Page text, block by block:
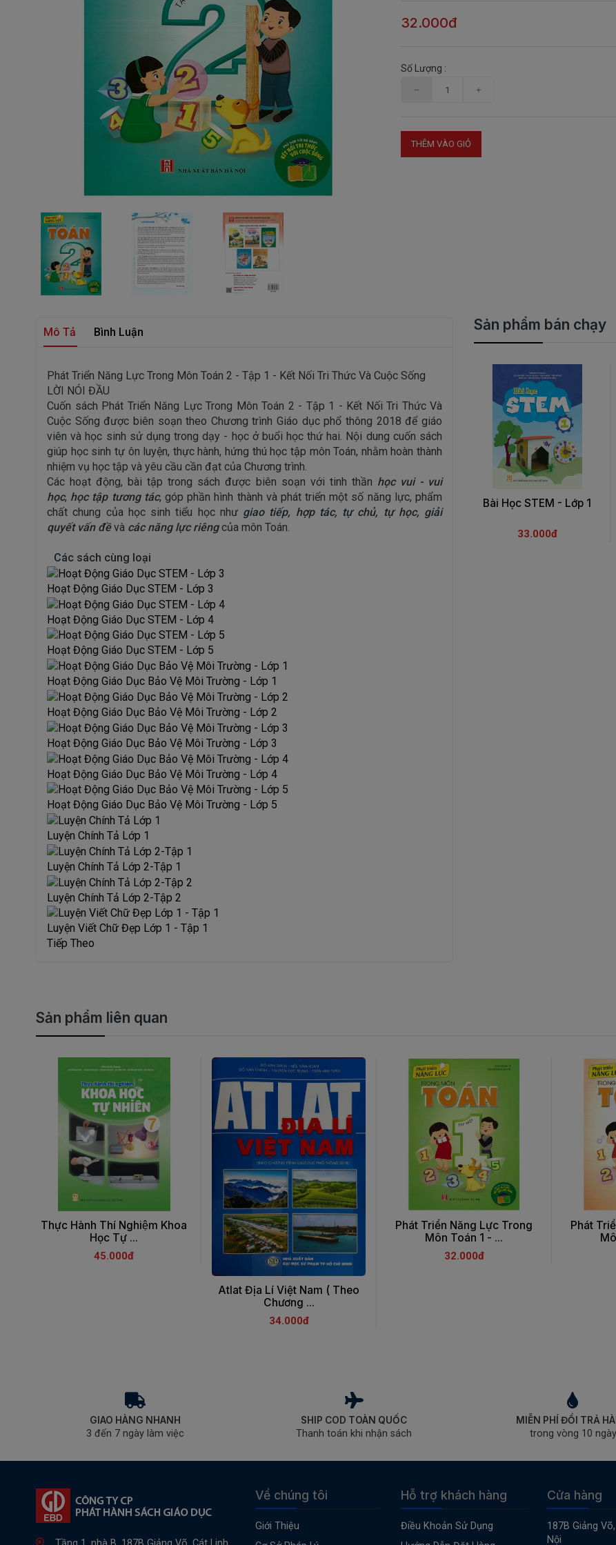
32.000đ
Số Lượng :
THÊM VÀO GIỎ
Mô Tả Bình Luận
Phát Triển Năng Lực Trong Môn Toán 2 - Tập 1 - Kết Nối Tri Thức Và Cuộc Sống
LỜI NÓI ĐẦU
Cuốn sách Phát Triển Năng Lực Trong Môn Toán 2 - Tập 1 - Kết Nối Tri Thức Và
Cuộc Sống được biên soạn theo Chương trình Giáo dục phổ thông 2018 để giáo
viên và học sinh sử dụng trong dạy - học ở buổi học thứ hai. Nội dung cuốn sách
giúp học sinh tự ôn luyện, thực hành, hứng thú học tập môn Toán, nhằm hoàn thành
nhiệm vụ học tập và yêu cầu cần đạt của Chương trình.
Các hoạt động, bài tập trong sách được biên soạn với tinh thần học vui - vui
học, học tập tương tác, góp phần hình thành và phát triển một số năng lực, phẩm
chất chung của học sinh tiểu học như giao tiếp, hợp tác, tự chủ, tự học, giải
quyết vấn đềvà các năng lực riêngcủa môn Toán.
Các sách cùng loại
Hoạt Động Giáo Dục STEM - Lớp 3
Hoạt Động Giáo Dục STEM - Lớp 4
Hoạt Động Giáo Dục STEM - Lớp 5
Hoạt Động Giáo Dục Bảo Vệ Môi Trường - Lớp 1
Hoạt Động Giáo Dục Bảo Vệ Môi Trường - Lớp 2
Hoạt Động Giáo Dục Bảo Vệ Môi Trường - Lớp 3
Hoạt Động Giáo Dục Bảo Vệ Môi Trường - Lớp 4
Hoạt Động Giáo Dục Bảo Vệ Môi Trường - Lớp 5
Luyện Chính Tả Lớp 1
Luyện Chính Tả Lớp 2-Tập 1
Luyện Chính Tả Lớp 2-Tập 2
Luyện Viết Chữ Đẹp Lớp 1 - Tập 1
Tiếp Theo
Sản phẩm bán chạy
Bài Học STEM - Lớp 1
33.000đ
Sản phẩm liên quan
Thực Hành Thí Nghiệm Khoa
Học Tự ...
45.000đ
Atlat Địa Lí Việt Nam ( Theo
Chương ...
34.000đ
Phát Triển Năng Lực Trong
Môn Toán 1 - ...
32.000đ
Phát
GIAO HÀNG NHANH
3 đến 7 ngày làm việc
SHIP COD TOÀN QUỐC
Thanh toán khi nhận sách
MIỄN PHÍ ĐỔI TRẢ
trong vòng 10 ngày
Về chúng tôi
Giới Thiệu
Hỗ trợ khách hàng
Điều Khoản Sử Dụng
Cửa hàng
187B Giảng
Nội